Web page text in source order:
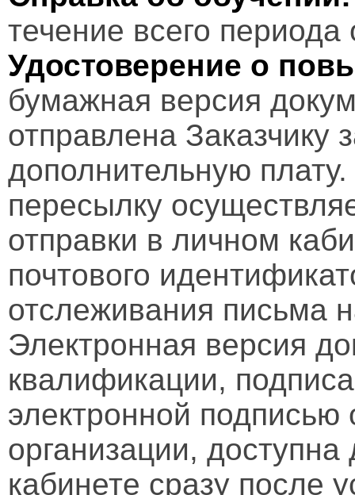
течение всего периода
Удостоверение о
бумажная версия
отправлена Заказчику
дополнительную
пересылку
отправки в личном
почтового
отслеживания письма
Электронная версия
квалификации,
электронной подписью
организации,
кабинете сразу после